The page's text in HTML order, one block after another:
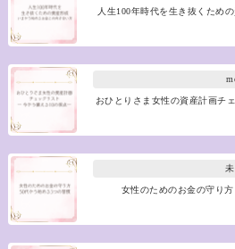
人生100年時代を生き抜くため
おひとりさま女性の資産計画チ
女性のためのお金の守り